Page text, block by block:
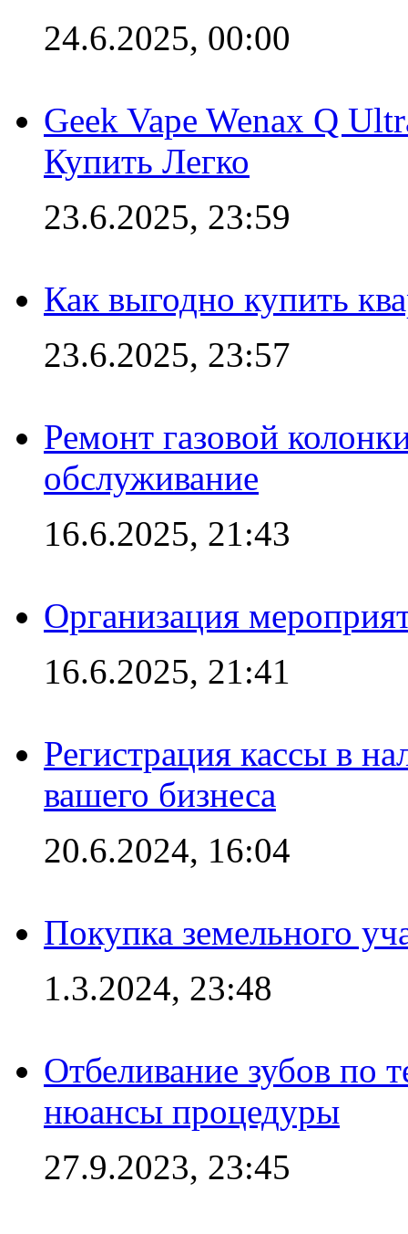
24.6.2025, 00:00
Geek Vape Wenax Q
Купить Легко
23.6.2025, 23:59
Как выгодно купить
23.6.2025, 23:57
Ремонт газовой
обслуживание
16.6.2025, 21:43
Организация
16.6.2025, 21:41
Регистрация кассы в
вашего бизнеса
20.6.2024, 16:04
Покупка земельного
1.3.2024, 23:48
Отбеливание зубов по
нюансы процедуры
27.9.2023, 23:45